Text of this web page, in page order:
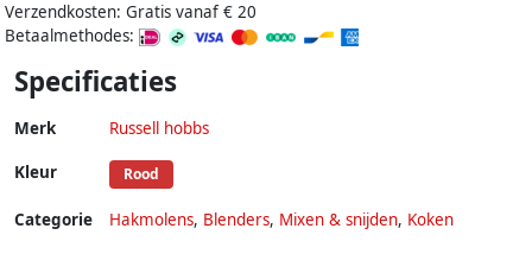
Verzendkosten: Gratis vanaf € 20
Betaalmethodes:
Specificaties
Merk Russell hobbs
Kleur Rood
Categorie Hakmolens, Blenders, Mixen & snijden, Koken